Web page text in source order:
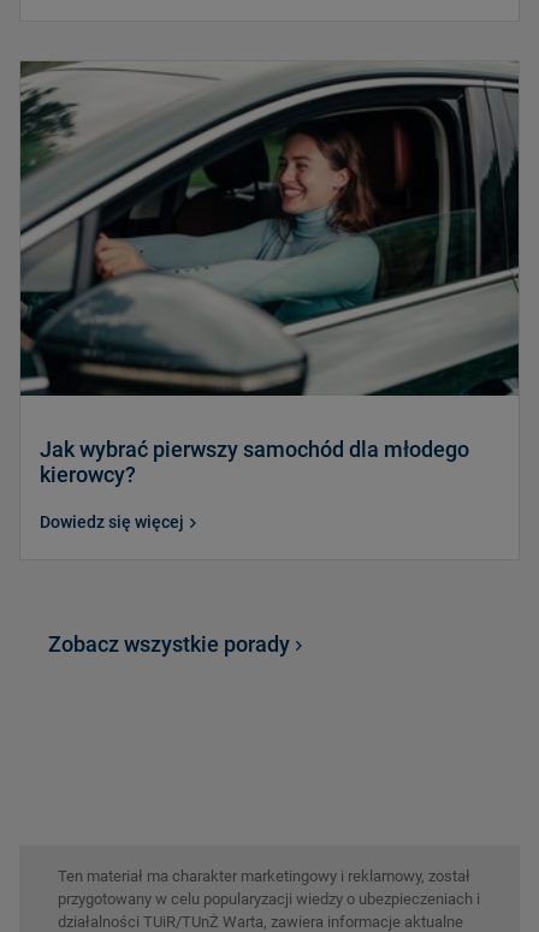
Jak wybrać pierwszy samochód dla młodego
kierowcy?
Dowiedz się więcej
Zobacz wszystkie porady
Ten materiał ma charakter marketingowy i reklamowy, został
przygotowany w celu popularyzacji wiedzy o ubezpieczeniach i
działalności TUiR/TUnŻ Warta, zawiera informacje aktualne